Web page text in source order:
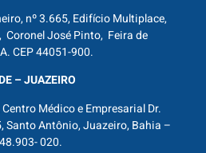
nº 3.665, Edifício Multiplace,
Coronel José Pinto, Feira de
CEP 44051-900.
– JUAZEIRO
Médico e Empresarial Dr.
Santo Antônio, Juazeiro, Bahia –
020.